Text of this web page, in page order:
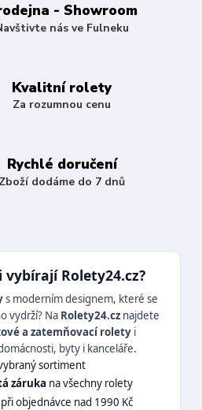
- Showroom
nás ve Fulneku
Kvalitní rolety
Za rozumnou cenu
Rychlé doručení
Zboží dodáme do 7 dnů
vybírají Rolety24.cz?
s moderním designem, které se
vydrží? Na Rolety24.cz najdete
a zatemňovací rolety i
byty i kanceláře.
sortiment
záruka na všechny rolety
při objednávce nad 1990 Kč